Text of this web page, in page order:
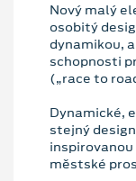
Nový malý
osobitý
dynamikou,
schopnosti
(„race to
Dynamické,
stejný
městské